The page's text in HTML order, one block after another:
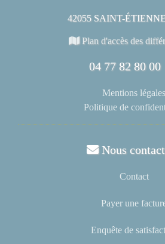
42055 SAINT-
Plan d'accès des
04 77 82 80 00
Mentions légales
Politique de
Nous
Contact
Payer une
Enquête de